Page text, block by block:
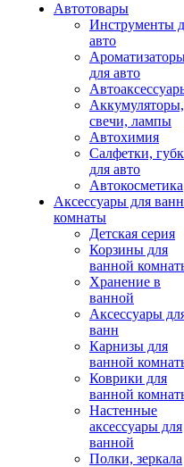
Автотовары
Инструменты
авто
для авто
Аккумуляторы,
свечи, лампы
Автохимия
Салфетки,
для авто
Автокосметика
Аксессуары для
комнаты
Детская серия
Корзины для
ванной
Хранение в
ванной
Аксессуары
ванн
Карнизы для
ванной
Коврики для
ванной
Настенные
аксессуары для
ванной
Полки, зеркала